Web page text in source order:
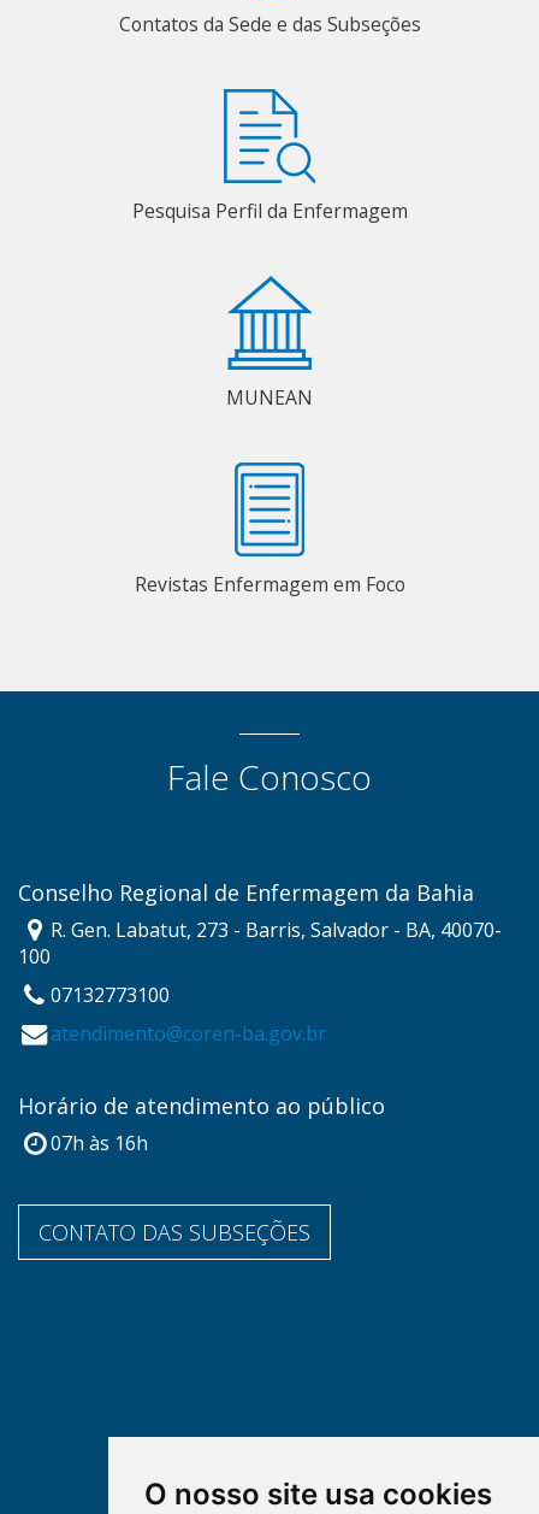
O nosso site usa cookies
Contatos da Sede e das Subseções
Pesquisa Perfil da Enfermagem
MUNEAN
Revistas Enfermagem em Foco
Fale Conosco
Conselho Regional de Enfermagem da Bahia
R. Gen. Labatut, 273 - Barris, Salvador - BA, 40070-
100
07132773100
atendimento@coren-ba.gov.br
Horário de atendimento ao público
07h às 16h
CONTATO DAS SUBSEÇÕES